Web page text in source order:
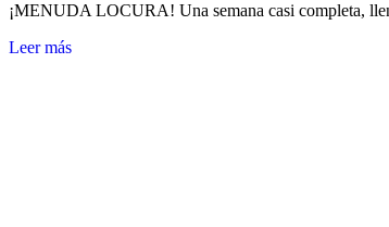
¡MENUDA LOCURA! Una semana casi completa,
Leer más